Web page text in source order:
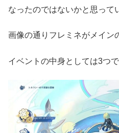
なったのではないかと思って
画像の通りフレミネがメイン
イベントの中身としては3つで